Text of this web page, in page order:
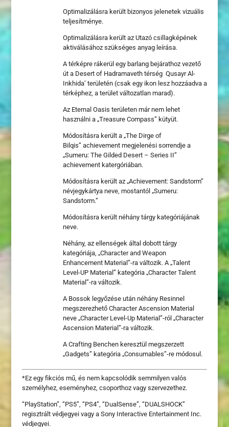
Optimalizálásra került bizonyos jelenetek vizuális
teljesítménye.
Optimalizálásra került az Utazó csillagképének
aktiválásához szükséges anyag leírása.
A térképre rákerül egy barlang bejárathoz vezető
út a Desert of Hadramaveth térség Qusayr Al-
Inkhida’ területén (csak egy ikon lesz hozzáadva a
térképhez, a terület változatlan marad).
Az Eternal Oasis területen már nem lehet
használni a „Treasure Compass” kütyüt.
Módosításra került a „The Dirge of
Bilqis” achievement megjelenési sorrendje a
„Sumeru: The Gilded Desert – Series II”
achievement katergóriában.
Módosításra került az „Achievement: Sandstorm”
névjegykártya neve, mostantól „Sumeru:
Sandstorm.”
Módosításra került néhány tárgy kategóriájának
neve.
Néhány, az ellenségek által dobott tárgy
kategóriája, „Character and Weapon
Enhancement Material”-ra változik. A „Talent
Level-UP Material” kategória „Character Talent
Material”-ra változik.
A Bossok legyőzése után néhány Resinnel
megszerezhető Character Ascension Material
neve „Character Level-Up Material”-ról „Character
Ascension Material”-ra változik.
A Crafting Benchen keresztül megszerzett
„Gadgets” kategória „Consumables”-re módosul.
*Ez egy fikciós mű, és nem kapcsolódik semmilyen valós
személyhez, eseményhez, csoporthoz vagy szervezethez.
“PlayStation”, “PS5”, “PS4”, “DualSense”, “DUALSHOCK”
regisztrált védjegyei vagy a Sony Interactive Entertainment Inc.
védjegyei.